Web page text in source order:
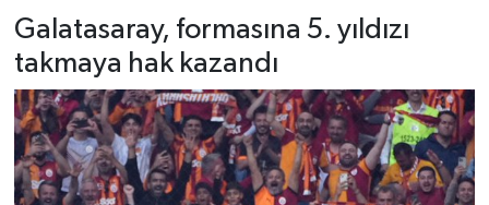
Galatasaray, formasına 5. yıldızı
takmaya hak kazandı